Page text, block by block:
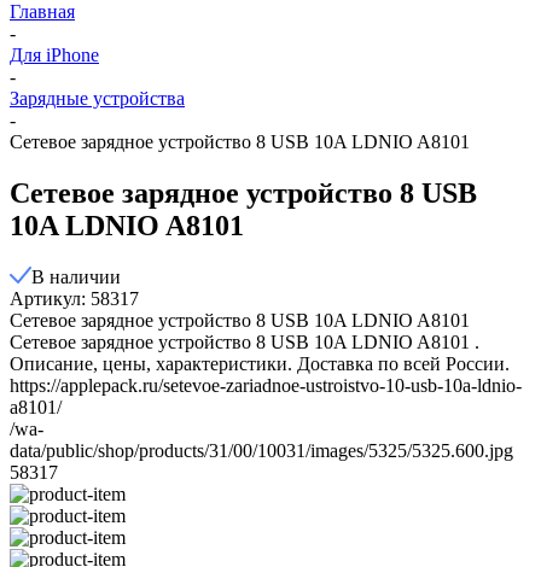
Главная
-
Для iPhone
-
Зарядные устройства
-
Сетевое зарядное устройство 8 USB 10A LDNIO A8101
Сетевое зарядное устройство 8 USB
10A LDNIO A8101
В наличии
Артикул: 58317
Сетевое зарядное устройство 8 USB 10A LDNIO A8101
Сетевое зарядное устройство 8 USB 10A LDNIO A8101 .
Описание, цены, характеристики. Доставка по всей России.
https://applepack.ru/setevoe-zariadnoe-ustroistvo-10-usb-10a-ldnio-
a8101/
/wa-
data/public/shop/products/31/00/10031/images/5325/5325.600.jpg
58317